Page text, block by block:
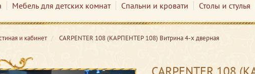
Мебель для детских комнат Спальни и кровати Столы и стулья
и кабинет CARPENTER 108 (КАРПЕНТЕР 108) Витрина 4-х дверная